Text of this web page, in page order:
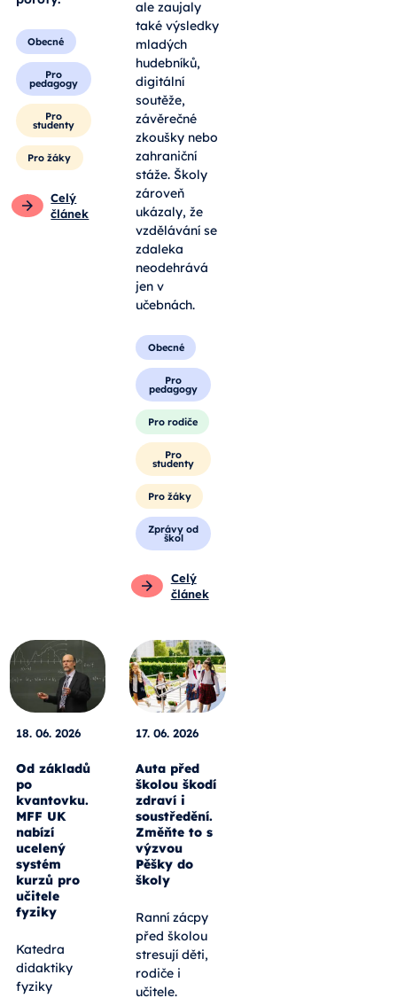
Obecné
Pro
pedagogy
Pro
studenty
Pro žáky
Celý
článek
ale zaujaly
také výsledky
mladých
hudebníků,
digitální
soutěže,
závěrečné
zkoušky nebo
zahraniční
stáže. Školy
zároveň
ukázaly, že
vzdělávání se
zdaleka
neodehrává
jen v
učebnách.
Obecné
Pro
pedagogy
Pro rodiče
Pro
studenty
Pro žáky
Zprávy od
škol
Celý
článek
18. 06. 2026
Od základů
po
kvantovku.
MFF UK
nabízí
ucelený
systém
kurzů pro
učitele
fyziky
Katedra
didaktiky
fyziky
17. 06. 2026
Auta před
školou škodí
zdraví i
soustředění.
Změňte to s
výzvou
Pěšky do
školy
Ranní zácpy
před školou
stresují děti,
rodiče i
učitele.